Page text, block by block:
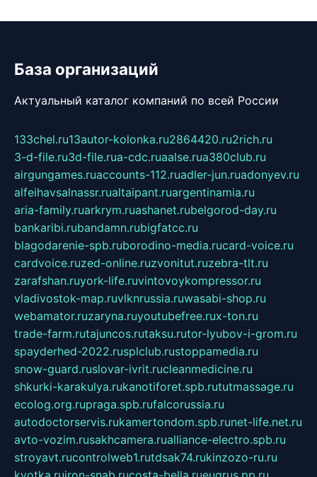
База организаций
Актуальный каталог компаний по всей России
133chel.ru13autor-kolonka.ru2864420.ru2rich.ru
3-d-file.ru3d-file.rua-cdc.ruaalse.rua380club.ru
airgungames.ruaccounts-112.ruadler-jun.ruadonyev.ru
alfeihavsalnassr.rualtaipant.ruargentinamia.ru
aria-family.ruarkrym.ruashanet.rubelgorod-day.ru
bankaribi.rubandamn.rubigfatcc.ru
blagodarenie-spb.ruborodino-media.rucard-voice.ru
cardvoice.ruzed-online.ruzvonitut.ruzebra-tlt.ru
zarafshan.ruyork-life.ruvintovoykompressor.ru
vladivostok-map.ruvlknrussia.ruwasabi-shop.ru
webamator.ruzaryna.ruyoutubefree.rux-ton.ru
trade-farm.rutajuncos.rutaksu.rutor-lyubov-i-grom.ru
spayderhed-2022.rusplclub.rustoppamedia.ru
snow-guard.ruslovar-ivrit.rucleanmedicine.ru
shkurki-karakulya.rukanotiforet.spb.rututmassage.ru
ecolog.org.rupraga.spb.rufalcorussia.ru
autodoctorservis.rukamertondom.spb.runet-life.net.ru
avto-vozim.rusakhcamera.rualliance-electro.spb.ru
stroyavt.rucontrolweb1.rutdsak74.rukinzozo-ru.ru